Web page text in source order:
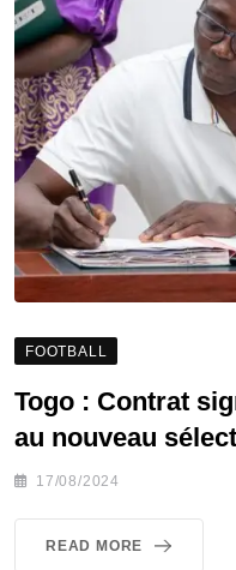
FOOTBALL
Togo : Contrat
au nouveau
17/08/2024
READ MORE